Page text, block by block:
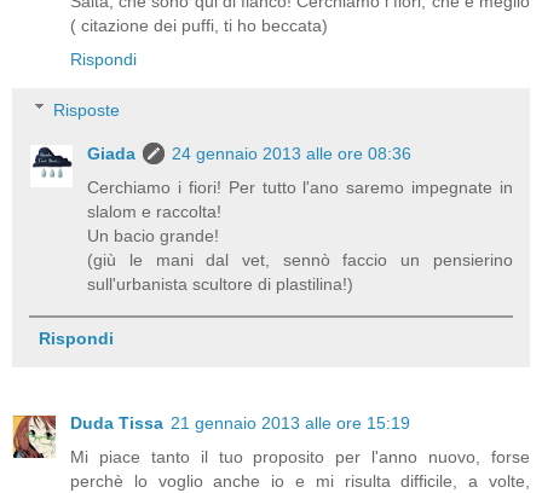
( citazione dei puffi, ti ho beccata)
Rispondi
Risposte
Giada
24 gennaio 2013 alle ore 08:36
Cerchiamo i fiori! Per tutto l'ano saremo impegnate in
slalom e raccolta!
Un bacio grande!
(giù le mani dal vet, sennò faccio un pensierino
sull'urbanista scultore di plastilina!)
Rispondi
Duda Tissa 21 gennaio 2013 alle ore 15:19
Mi piace tanto il tuo proposito per l'anno nuovo, forse
perchè lo voglio anche io e mi risulta difficile, a volte,